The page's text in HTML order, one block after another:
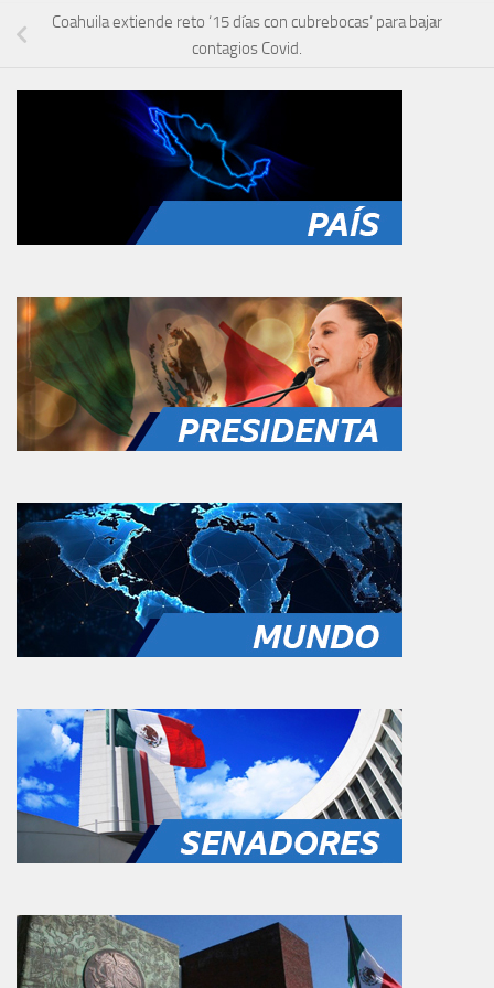
Coahuila extiende reto ‘15 días con cubrebocas’ para bajar
contagios Covid.